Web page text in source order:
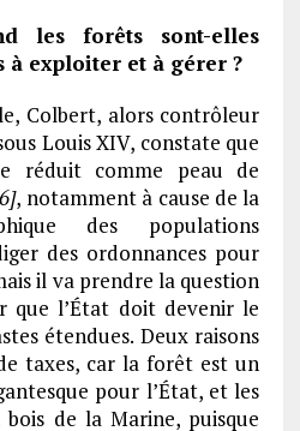
les forêts sont-elles
à exploiter et à gérer ?
Colbert, alors contrôleur
Louis XIV, constate que
réduit comme peau de
, notamment à cause de la
des populations
des ordonnances pour
il va prendre la question
que l’État doit devenir le
étendues. Deux raisons
taxes, car la forêt est un
pour l’État, et les
bois de la Marine, puisque